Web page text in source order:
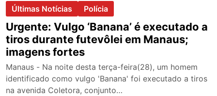
Últimas Notícias Polícia
Urgente: Vulgo ‘Banana’ é executado a
tiros durante futevôlei em Manaus;
imagens fortes
Manaus - Na noite desta terça-feira(28), um homem
identificado como vulgo 'Banana' foi executado a tiros
na avenida Coletora, conjunto…